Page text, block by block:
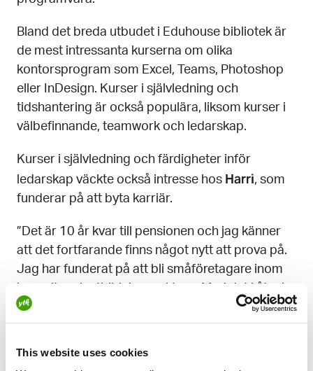
This website uses cookies
Bland det breda utbudet i Eduhouse bibliotek är
de mest intressanta kurserna om olika
kontorsprogram som Excel, Teams, Photoshop
eller InDesign. Kurser i självledning och
tidshantering är också populära, liksom kurser i
välbefinnande, teamwork och ledarskap.
Kurser i självledning och färdigheter inför
ledarskap väckte också intresse hos Harri, som
funderar på att byta karriär.
”Det är 10 år kvar till pensionen och jag känner
att det fortfarande finns något nytt att prova på.
Jag har funderat på att bli småföretagare inom
har Eduhouses online-utbildningsbibliotek
mycket att erbjuda!” Säger Harri.
Harri blev så entusiastisk över den utbildning